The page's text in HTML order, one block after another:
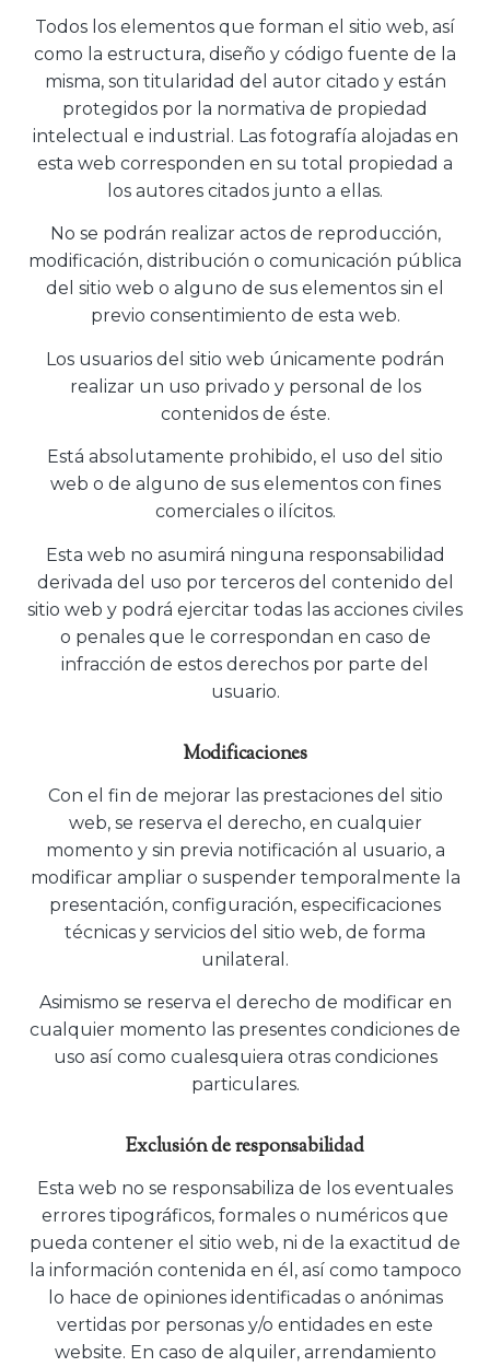
Todos los elementos que forman el sitio web, así
como la estructura, diseño y código fuente de la
misma, son titularidad del autor citado y están
protegidos por la normativa de propiedad
intelectual e industrial. Las fotografía alojadas en
esta web corresponden en su total propiedad a
los autores citados junto a ellas.
No se podrán realizar actos de reproducción,
modificación, distribución o comunicación pública
del sitio web o alguno de sus elementos sin el
previo consentimiento de esta web.
Los usuarios del sitio web únicamente podrán
realizar un uso privado y personal de los
contenidos de éste.
Está absolutamente prohibido, el uso del sitio
web o de alguno de sus elementos con fines
comerciales o ilícitos.
Esta web no asumirá ninguna responsabilidad
derivada del uso por terceros del contenido del
sitio web y podrá ejercitar todas las acciones civiles
o penales que le correspondan en caso de
infracción de estos derechos por parte del
usuario.
Modificaciones
Con el fin de mejorar las prestaciones del sitio
web, se reserva el derecho, en cualquier
momento y sin previa notificación al usuario, a
modificar ampliar o suspender temporalmente la
presentación, configuración, especificaciones
técnicas y servicios del sitio web, de forma
unilateral.
Asimismo se reserva el derecho de modificar en
cualquier momento las presentes condiciones de
uso así como cualesquiera otras condiciones
particulares.
Exclusión de responsabilidad
Esta web no se responsabiliza de los eventuales
errores tipográficos, formales o numéricos que
pueda contener el sitio web, ni de la exactitud de
la información contenida en él, así como tampoco
lo hace de opiniones identificadas o anónimas
vertidas por personas y/o entidades en este
website. En caso de alquiler, arrendamiento